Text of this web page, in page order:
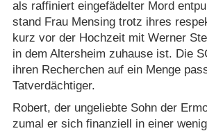
als raffiniert eingefädelter Mord
stand Frau Mensing trotz ihres
kurz vor der Hochzeit mit Werner
in dem Altersheim zuhause ist. Die
ihren Recherchen auf ein Menge
Tatverdächtiger.
Robert, der ungeliebte Sohn der
zumal er sich finanziell in einer